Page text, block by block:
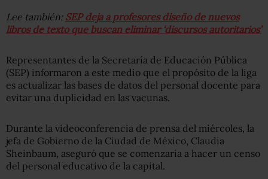
Lee también: SEP deja a profesores diseño de nuevos
libros de texto que buscan eliminar ‘discursos autoritarios’
Representantes de la Secretaría de Educación Pública
(SEP) informaron a este medio que el propósito de la liga
es actualizar las bases de datos del personal docente para
evitar una duplicidad en las vacunas.
Durante la videoconferencia de prensa del miércoles, la
jefa de Gobierno de la Ciudad de México, Claudia
Sheinbaum, aseguró que se comenzaría a hacer un censo
del personal educativo de la capital.